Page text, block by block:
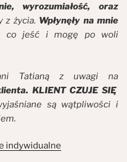
wyrozumiałość, oraz
z życia. Wpłynęły na mnie
co jeść i mogę po woli
Tatianą z uwagi na
KLIENT CZUJE SIĘ
są wątpliwości i
indywidualne